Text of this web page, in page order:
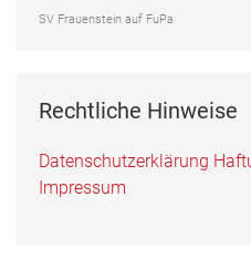
SV Frauenstein auf FuPa
Rechtliche Hinweise
Datenschutzerklärung
Impressum